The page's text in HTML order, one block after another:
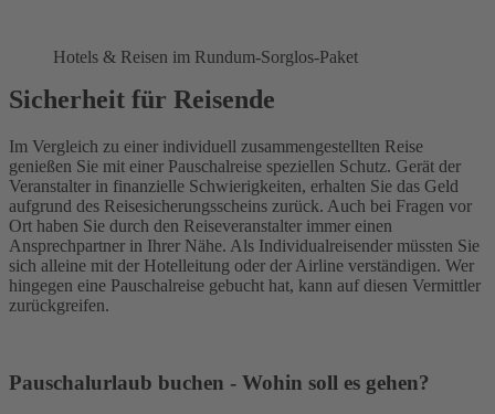
Hotels & Reisen im Rundum-Sorglos-Paket
Sicherheit für Reisende
Im Vergleich zu einer individuell zusammengestellten Reise
genießen Sie mit einer Pauschalreise speziellen Schutz. Gerät der
Veranstalter in finanzielle Schwierigkeiten, erhalten Sie das Geld
aufgrund des Reisesicherungsscheins zurück. Auch bei Fragen vor
Ort haben Sie durch den Reiseveranstalter immer einen
Ansprechpartner in Ihrer Nähe. Als Individualreisender müssten Sie
sich alleine mit der Hotelleitung oder der Airline verständigen. Wer
hingegen eine Pauschalreise gebucht hat, kann auf diesen Vermittler
zurückgreifen.
Pauschalurlaub buchen - Wohin soll es gehen?